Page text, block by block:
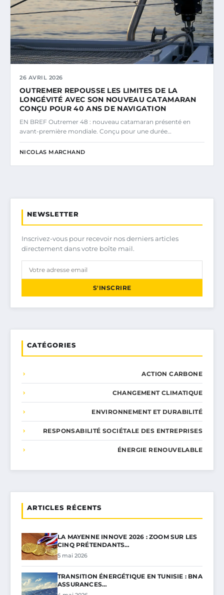
26 AVRIL 2026
OUTREMER REPOUSSE LES LIMITES DE LA
LONGÉVITÉ AVEC SON NOUVEAU CATAMARAN
CONÇU POUR 40 ANS DE NAVIGATION
EN BREF Outremer 48 : nouveau catamaran présenté en
avant-première mondiale. Conçu pour une durée…
NICOLAS MARCHAND
NEWSLETTER
Inscrivez-vous pour recevoir nos derniers articles
directement dans votre boîte mail.
S'INSCRIRE
CATÉGORIES
ACTION CARBONE
CHANGEMENT CLIMATIQUE
ENVIRONNEMENT ET DURABILITÉ
RESPONSABILITÉ SOCIÉTALE DES ENTREPRISES
ÉNERGIE RENOUVELABLE
ARTICLES RÉCENTS
LA MAYENNE INNOVE 2026 : ZOOM SUR LES
CINQ PRÉTENDANTS…
5 mai 2026
TRANSITION ÉNERGÉTIQUE EN TUNISIE : BNA
ASSURANCES…